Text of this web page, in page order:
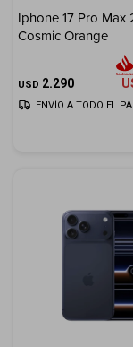
Iphone 17 Pro Max
Cosmic Orange
USD 2.290
ENVÍO A TODO EL